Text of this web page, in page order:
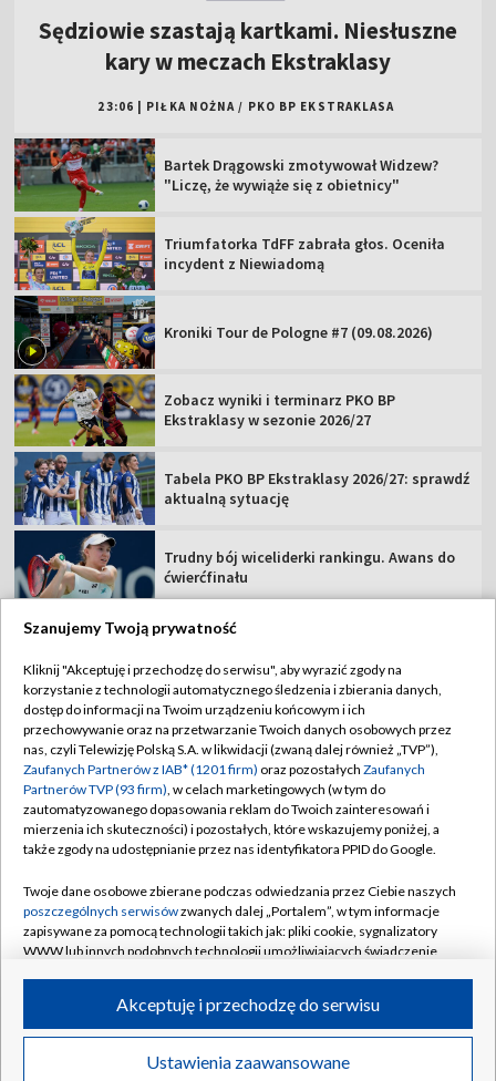
Transmisje Wideo
Sędziowie szastają kartkami. Niesłuszne
kary w meczach Ekstraklasy
23:06 PIŁKA NOŻNA / PKO BP EKSTRAKLASA
Bartek Drągowski zmotywował Widzew?
"Liczę, że wywiąże się z obietnicy"
Triumfatorka TdFF zabrała głos. Oceniła
incydent z Niewiadomą
Kroniki Tour de Pologne #7 (09.08.2026)
Zobacz wyniki i terminarz PKO BP
Ekstraklasy w sezonie 2026/27
Tabela PKO BP Ekstraklasy 2026/27: sprawdź
aktualną sytuację
Trudny bój wiceliderki rankingu. Awans do
ćwierćfinału
TVP
Abonament TVP
Sklep TVP
Biuro Reklamy
Oferta Handlowa
Emisja w TVP
Rada Programowa
Ogłoszenia przetargowe
Akademia Telewizyjna
Regulamin TVP
Polityka prywatności
Moje zgody
Biuro reklamy
Kanały
©2026 Telewizja Polska Spółka Akcyjna w likwidacji
Szanujemy Twoją prywatność
Kliknij "Akceptuję i przechodzę do serwisu", aby wyrazić zgody na
korzystanie z technologii automatycznego śledzenia i zbierania danych,
dostęp do informacji na Twoim urządzeniu końcowym i ich
przechowywanie oraz na przetwarzanie Twoich danych osobowych przez
nas, czyli Telewizję Polską S.A. w likwidacji (zwaną dalej również „TVP”),
Zaufanych Partnerów z IAB* (1201 firm) oraz pozostałych Zaufanych
Partnerów TVP (93 firm), w celach marketingowych (w tym do
zautomatyzowanego dopasowania reklam do Twoich zainteresowań i
mierzenia ich skuteczności) i pozostałych, które wskazujemy poniżej, a
także zgody na udostępnianie przez nas identyfikatora PPID do Google.
Twoje dane osobowe zbierane podczas odwiedzania przez Ciebie naszych
poszczególnych serwisówzwanych dalej „Portalem”, w tym informacje
zapisywane za pomocą technologii takich jak: pliki cookie, sygnalizatory
WWW lub innych podobnych technologii umożliwiających świadczenie
ruchu w Internecie.
Twoje dane osobowe zbierane podczas odwiedzania przez Ciebie
poszczególnych serwisówna Portalu, takie jak adresy IP, identyfikatory
Ustawienia zaawansowane
Akceptuję i przechodzę do serwisu